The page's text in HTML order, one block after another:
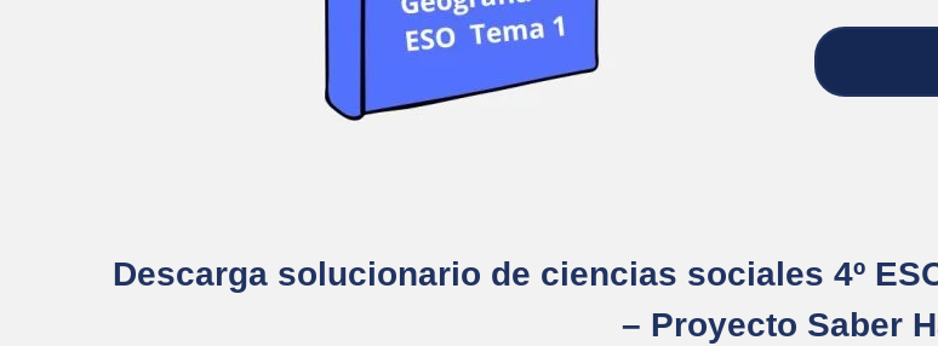
Descarga solucionario de ciencias sociales 4º
– Proyecto Saber